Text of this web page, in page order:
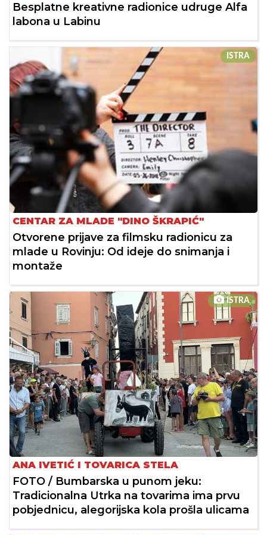
Besplatne kreativne radionice udruge Alfa
labona u Labinu
ISTRA
CENTAR ZA MLADE "DINO ŠKRAPIĆ"
Otvorene prijave za filmsku radionicu za
mlade u Rovinju: Od ideje do snimanja i
montaže
ISTRA
ANA IVETIĆ I TOVARICA STELA
FOTO / Bumbarska u punom jeku:
Tradicionalna Utrka na tovarima ima prvu
pobjednicu, alegorijska kola prošla ulicama